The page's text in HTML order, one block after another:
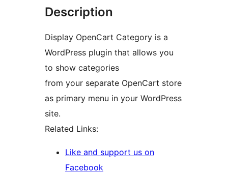
Description
Display OpenCart Category is a
WordPress plugin that allows you
to show categories
from your separate OpenCart store
as primary menu in your WordPress
site.
Related Links:
Like and support us on
Facebook